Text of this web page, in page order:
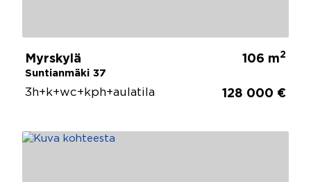
Myrskylä
Suntianmäki 37
106 m2
3h+k+wc+kph+aulatila 128 000 €